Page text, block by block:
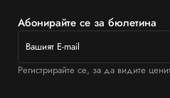
Абонирайте се за бюлетина
Регистрирайте се, за да видите